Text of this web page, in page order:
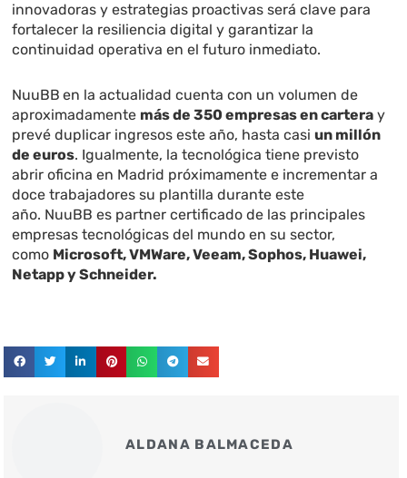
innovadoras y estrategias proactivas será clave para
fortalecer la resiliencia digital y garantizar la
continuidad operativa en el futuro inmediato.
NuuBB en la actualidad cuenta con un volumen de
aproximadamente más de 350 empresas en cartera y
prevé duplicar ingresos este año, hasta casiun millón
de euros. Igualmente, la tecnológica tiene previsto
abrir oficina en Madrid próximamente e incrementar a
doce trabajadores su plantilla durante este
año. NuuBB es partner certificado de las principales
empresas tecnológicas del mundo en su sector,
como Microsoft, VMWare, Veeam, Sophos, Huawei,
Netapp y Schneider.
ALDANA BALMACEDA